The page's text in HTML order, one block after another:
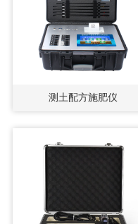
测土配方施肥仪